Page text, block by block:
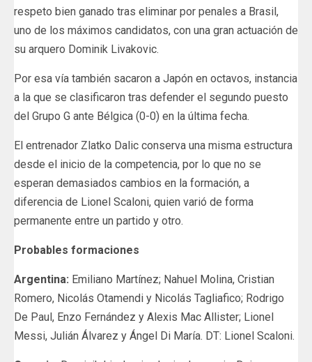
respeto bien ganado tras eliminar por penales a Brasil,
uno de los máximos candidatos, con una gran actuación de
su arquero Dominik Livakovic.
Por esa vía también sacaron a Japón en octavos, instancia
a la que se clasificaron tras defender el segundo puesto
del Grupo G ante Bélgica (0-0) en la última fecha.
El entrenador Zlatko Dalic conserva una misma estructura
desde el inicio de la competencia, por lo que no se
esperan demasiados cambios en la formación, a
diferencia de Lionel Scaloni, quien varió de forma
permanente entre un partido y otro.
Probables formaciones
Argentina: Emiliano Martínez; Nahuel Molina, Cristian
Romero, Nicolás Otamendi y Nicolás Tagliafico; Rodrigo
De Paul, Enzo Fernández y Alexis Mac Allister; Lionel
Messi, Julián Álvarez y Ángel Di María. DT: Lionel Scaloni.